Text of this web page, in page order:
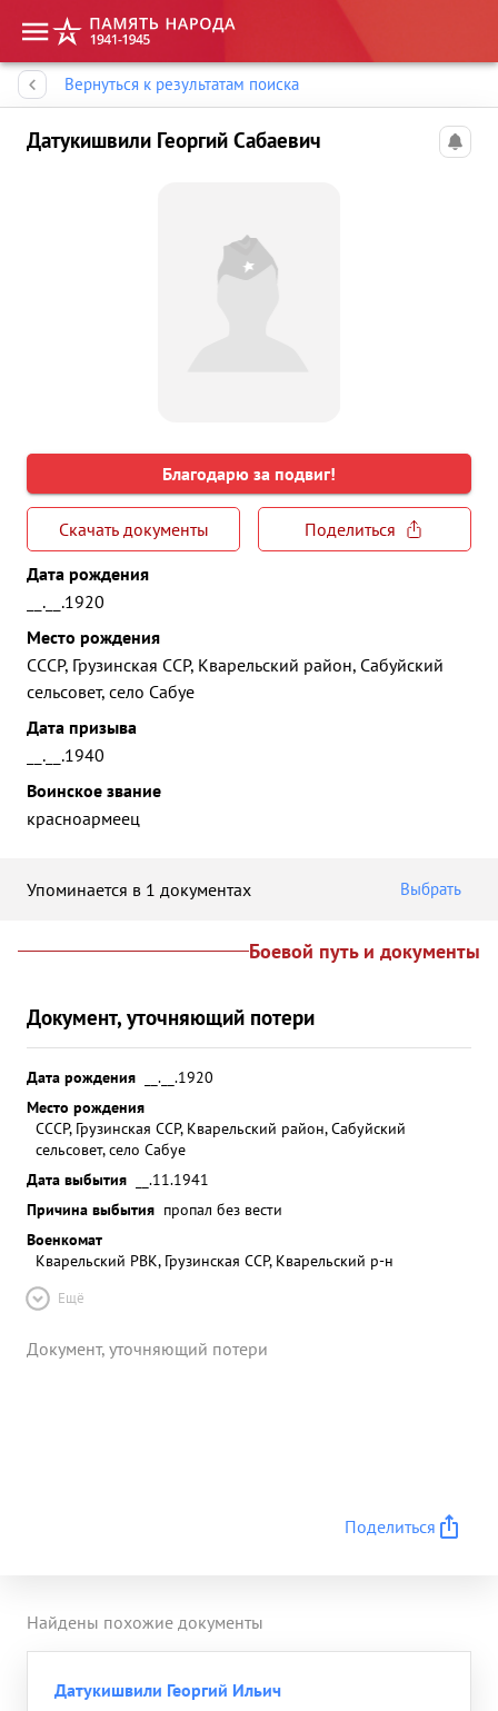
Вернуться к результатам поиска
Датукишвили Георгий Сабаевич
Благодарю за подвиг!
Скачать документы
Поделиться
Дата рождения
__.__.1920
Место рождения
СССР, Грузинская ССР, Кварельский район, Сабуйский
сельсовет, село Сабуе
Дата призыва
__.__.1940
Воинское звание
красноармеец
Упоминается в 1 документах Выбрать
Боевой путь и документы
Документ, уточняющий потери
Дата рождения
__.__.1920
Место рождения
СССР, Грузинская ССР, Кварельский район, Сабуйский
сельсовет, село Сабуе
Дата выбытия
__.11.1941
Причина выбытия пропал без вести
Военкомат
Кварельский РВК, Грузинская ССР, Кварельский р-н
Ещё
Документ, уточняющий потери
Поделиться
Найдены похожие документы
Датукишвили Георгий Ильич
Память народа